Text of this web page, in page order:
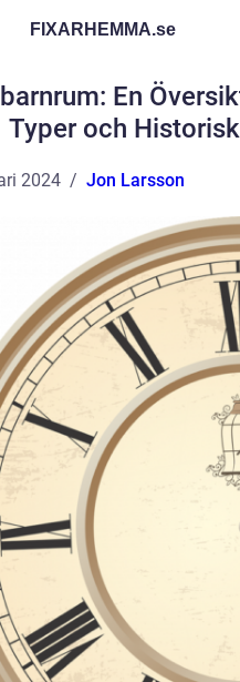
FIXARHEMMA.se
En
Typer och
2024 Jon Larsson